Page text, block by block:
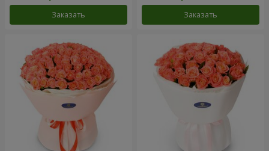
Заказать Заказать